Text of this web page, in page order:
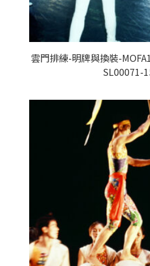
雲門排練-明牌與換裝-
SL00071-